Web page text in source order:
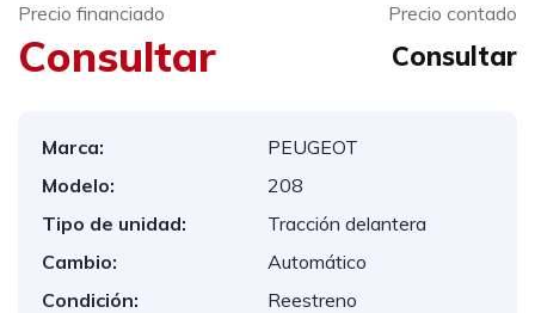
Precio financiado
Consultar
Precio contado
Consultar
Marca:
PEUGEOT
Modelo:
208
Tipo de unidad:
Tracción delantera
Cambio:
Automático
Condición:
Reestreno